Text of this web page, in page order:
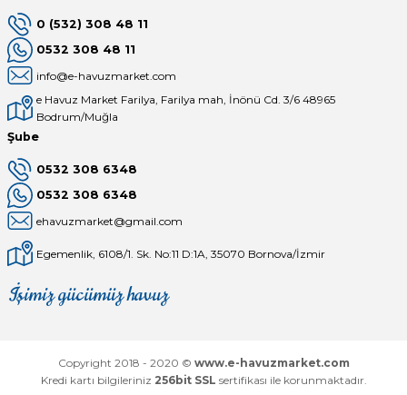
0 (532) 308 48 11
0532 308 48 11
info@e-havuzmarket.com
e Havuz Market Farilya, Farilya mah, İnönü Cd. 3/6 48965
Bodrum/Muğla
Şube
0532 308 6348
0532 308 6348
ehavuzmarket@gmail.com
Egemenlik, 6108/1. Sk. No:11 D:1A, 35070 Bornova/İzmir
İşimiz gücümüz havuz
Mağaza
Depomuz
Copyright 2018 - 2020 © www.e-havuzmarket.com
Kredi kartı bilgileriniz 256bit SSL sertifikası ile korunmaktadır.